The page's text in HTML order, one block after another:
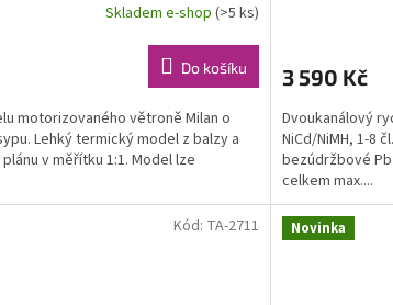
Skladem e-shop(>5 ks)
Do košíku
motorizovaného větroně Milan o
Lehký termický model z balzy a
v měřítku 1:1. Model lze
3 590 Kč
Dvoukanálový
NiCd/NiMH, 1-8
bezúdržbové Pb
celkem max....
Kód: TA-2711 Novinka